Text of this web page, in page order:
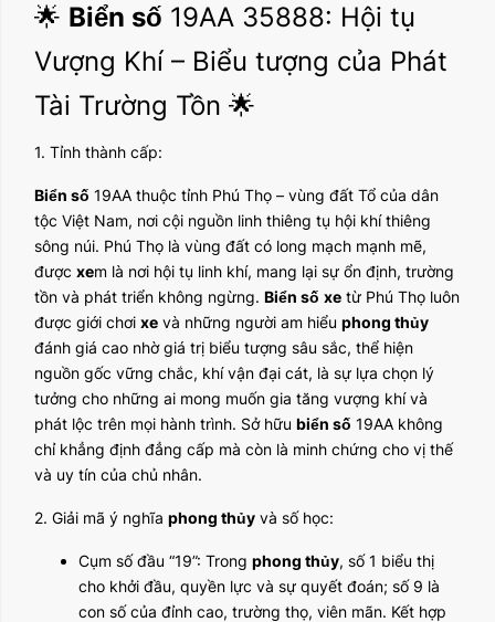
🌟 Biển số 19AA 35888: Hội tụ
Vượng Khí – Biểu tượng của Phát
Tài Trường Tồn 🌟
1. Tỉnh thành cấp:
Biển số 19AA thuộc tỉnh Phú Thọ – vùng đất Tổ của dân
tộc Việt Nam, nơi cội nguồn linh thiêng tụ hội khí thiêng
sông núi. Phú Thọ là vùng đất có long mạch mạnh mẽ,
được xem là nơi hội tụ linh khí, mang lại sự ổn định, trường
tồn và phát triển không ngừng. Biển số xe từ Phú Thọ luôn
được giới chơi xe và những người am hiểu phong thủy
đánh giá cao nhờ giá trị biểu tượng sâu sắc, thể hiện
nguồn gốc vững chắc, khí vận đại cát, là sự lựa chọn lý
tưởng cho những ai mong muốn gia tăng vượng khí và
phát lộc trên mọi hành trình. Sở hữu biển số 19AA không
chỉ khẳng định đẳng cấp mà còn là minh chứng cho vị thế
và uy tín của chủ nhân.
2. Giải mã ý nghĩa phong thủy và số học:
Cụm số đầu “19”: Trong phong thủy, số 1 biểu thị
cho khởi đầu, quyền lực và sự quyết đoán; số 9 là
con số của đỉnh cao, trường thọ, viên mãn. Kết hợp